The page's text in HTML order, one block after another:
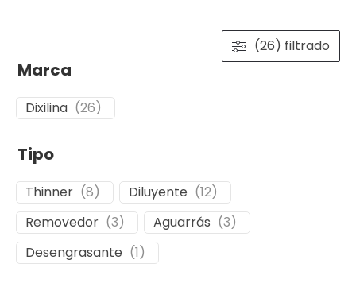
(26) filtrado
Marca
Dixilina (26)
Tipo
Thinner (8) Diluyente (12)
Removedor (3) Aguarrás (3)
Desengrasante (1)